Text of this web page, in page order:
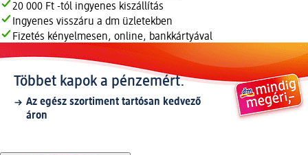
20 000 Ft -tól ingyenes kiszállítás
Ingyenes visszáru a dm üzletekben
Fizetés kényelmesen, online, bankkártyával
Többet kapok a pénzemért.
Az egész szortiment tartósan kedvező
áron